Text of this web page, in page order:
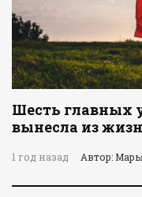
Шесть главных
вынесла из
1 год назад Автор: